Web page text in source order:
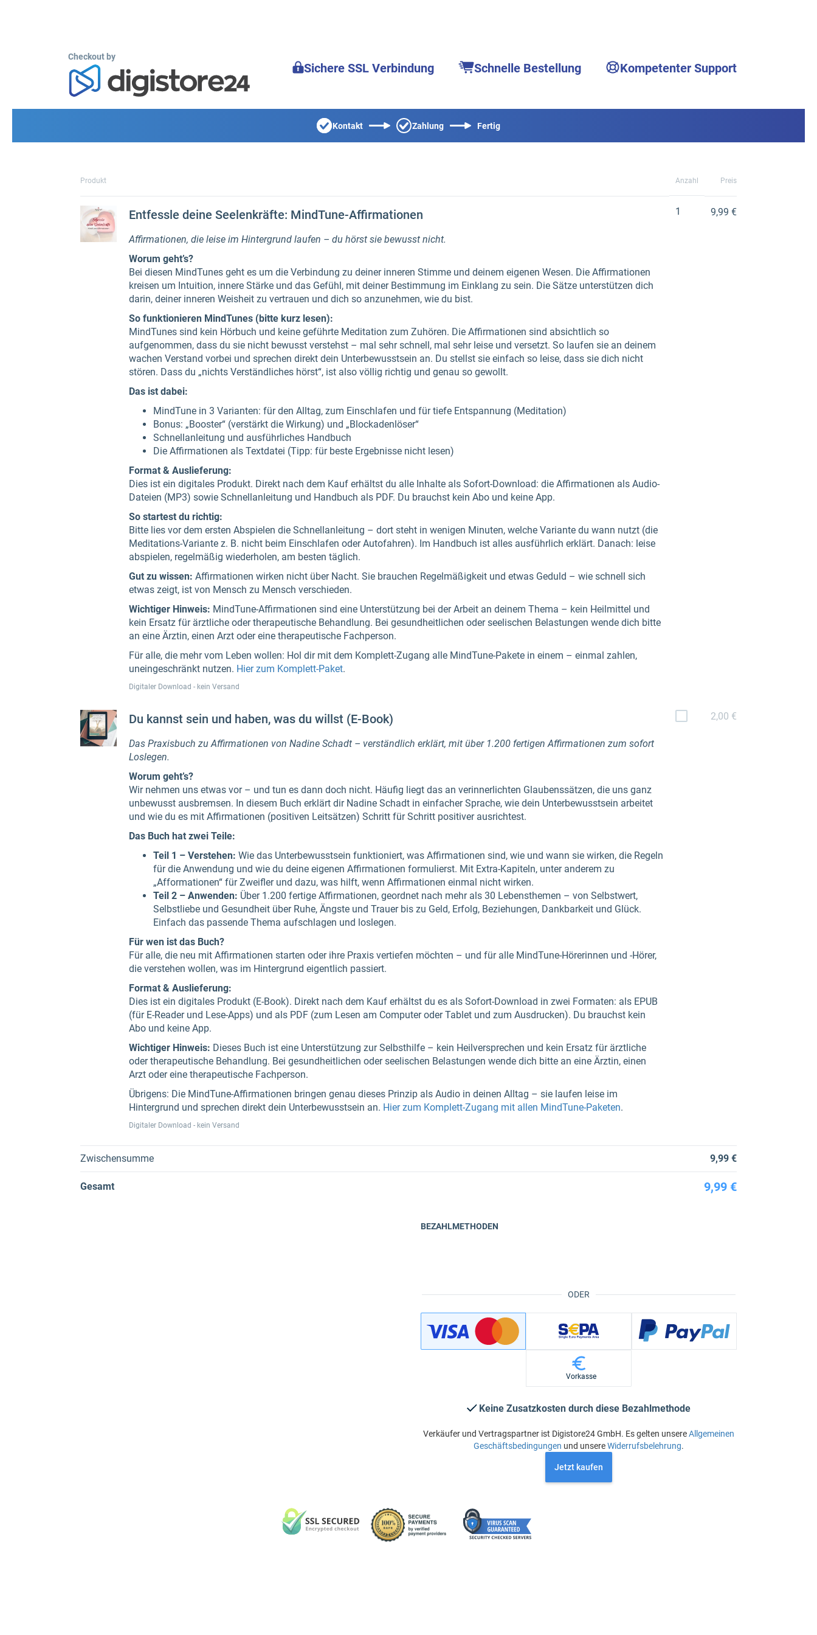
Checkout by
Sichere SSL Verbindung Schnelle Bestellung Kompetenter Support
Kontakt Zahlung Fertig
Produkt Anzahl Preis
Entfessle deine Seelenkräfte: MindTune-Affirmationen
Affirmationen, die leise im Hintergrund laufen – du hörst sie bewusst nicht.
Worum geht’s?
Bei diesen MindTunes geht es um die Verbindung zu deiner inneren Stimme und deinem eigenen Wesen. Die Affirmationen
kreisen um Intuition, innere Stärke und das Gefühl, mit deiner Bestimmung im Einklang zu sein. Die Sätze unterstützen dich
darin, deiner inneren Weisheit zu vertrauen und dich so anzunehmen, wie du bist.
So funktionieren MindTunes (bitte kurz lesen):
MindTunes sind kein Hörbuch und keine geführte Meditation zum Zuhören. Die Affirmationen sind absichtlich so
aufgenommen, dass du sie nicht bewusst verstehst – mal sehr schnell, mal sehr leise und versetzt. So laufen sie an deinem
wachen Verstand vorbei und sprechen direkt dein Unterbewusstsein an. Du stellst sie einfach so leise, dass sie dich nicht
stören. Dass du „nichts Verständliches hörst“, ist also völlig richtig und genau so gewollt.
Das ist dabei:
MindTune in 3 Varianten: für den Alltag, zum Einschlafen und für tiefe Entspannung (Meditation)
Bonus: „Booster“ (verstärkt die Wirkung) und „Blockadenlöser“
Schnellanleitung und ausführliches Handbuch
Die Affirmationen als Textdatei (Tipp: für beste Ergebnisse nicht lesen)
Format & Auslieferung:
Dies ist ein digitales Produkt. Direkt nach dem Kauf erhältst du alle Inhalte als Sofort-Download: die Affirmationen als Audio-
Dateien (MP3) sowie Schnellanleitung und Handbuch als PDF. Du brauchst kein Abo und keine App.
So startest du richtig:
Bitte lies vor dem ersten Abspielen die Schnellanleitung – dort steht in wenigen Minuten, welche Variante du wann nutzt (die
Meditations-Variante z. B. nicht beim Einschlafen oder Autofahren). Im Handbuch ist alles ausführlich erklärt. Danach: leise
abspielen, regelmäßig wiederholen, am besten täglich.
Gut zu wissen: Affirmationen wirken nicht über Nacht. Sie brauchen Regelmäßigkeit und etwas Geduld – wie schnell sich
etwas zeigt, ist von Mensch zu Mensch verschieden.
Wichtiger Hinweis: MindTune-Affirmationen sind eine Unterstützung bei der Arbeit an deinem Thema – kein Heilmittel und
kein Ersatz für ärztliche oder therapeutische Behandlung. Bei gesundheitlichen oder seelischen Belastungen wende dich bitte
an eine Ärztin, einen Arzt oder eine therapeutische Fachperson.
Für alle, die mehr vom Leben wollen: Hol dir mit dem Komplett-Zugang alle MindTune-Pakete in einem – einmal zahlen,
uneingeschränkt nutzen. Hier zum Komplett-Paket.
Digitaler Download - kein Versand
1 9,99 €
Du kannst sein und haben, was du willst (E-Book)
Das Praxisbuch zu Affirmationen von Nadine Schadt – verständlich erklärt, mit über 1.200 fertigen Affirmationen zum sofort
Loslegen.
Worum geht’s?
Wir nehmen uns etwas vor – und tun es dann doch nicht. Häufig liegt das an verinnerlichten Glaubenssätzen, die uns ganz
unbewusst ausbremsen. In diesem Buch erklärt dir Nadine Schadt in einfacher Sprache, wie dein Unterbewusstsein arbeitet
und wie du es mit Affirmationen (positiven Leitsätzen) Schritt für Schritt positiver ausrichtest.
Das Buch hat zwei Teile:
Teil 1 – Verstehen: Wie das Unterbewusstsein funktioniert, was Affirmationen sind, wie und wann sie wirken, die Regeln
für die Anwendung und wie du deine eigenen Affirmationen formulierst. Mit Extra-Kapiteln, unter anderem zu
„Afformationen“ für Zweifler und dazu, was hilft, wenn Affirmationen einmal nicht wirken.
Teil 2 – Anwenden: Über 1.200 fertige Affirmationen, geordnet nach mehr als 30 Lebensthemen – von Selbstwert,
Selbstliebe und Gesundheit über Ruhe, Ängste und Trauer bis zu Geld, Erfolg, Beziehungen, Dankbarkeit und Glück.
Einfach das passende Thema aufschlagen und loslegen.
Für wen ist das Buch?
Für alle, die neu mit Affirmationen starten oder ihre Praxis vertiefen möchten – und für alle MindTune-Hörerinnen und -Hörer,
die verstehen wollen, was im Hintergrund eigentlich passiert.
Format & Auslieferung:
Dies ist ein digitales Produkt (E-Book). Direkt nach dem Kauf erhältst du es als Sofort-Download in zwei Formaten: als EPUB
(für E-Reader und Lese-Apps) und als PDF (zum Lesen am Computer oder Tablet und zum Ausdrucken). Du brauchst kein
Abo und keine App.
Wichtiger Hinweis: Dieses Buch ist eine Unterstützung zur Selbsthilfe – kein Heilversprechen und kein Ersatz für ärztliche
oder therapeutische Behandlung. Bei gesundheitlichen oder seelischen Belastungen wende dich bitte an eine Ärztin, einen
Arzt oder eine therapeutische Fachperson.
Übrigens: Die MindTune-Affirmationen bringen genau dieses Prinzip als Audio in deinen Alltag – sie laufen leise im
Hintergrund und sprechen direkt dein Unterbewusstsein an. Hier zum Komplett-Zugang mit allen MindTune-Paketen.
Digitaler Download - kein Versand
2,00 €
Zwischensumme 9,99 €
Gesamt 9,99 €
ODER
BEZAHLMETHODEN
Vorkasse
Keine Zusatzkosten durch diese Bezahlmethode
Verkäufer und Vertragspartner ist Digistore24 GmbH. Es gelten unsereAllgemeinen
Geschäftsbedingungen und unsereWiderrufsbelehrung.
Jetzt kaufen